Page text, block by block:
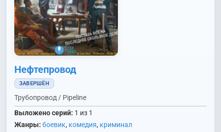
Нефтепровод
ЗАВЕРШЁН
Трубопровод / Pipeline
Выложено серий: 1 из 1
Жанры: боевик, комедия, криминал